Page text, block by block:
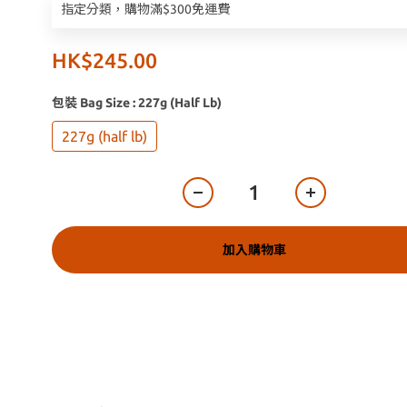
指定分類，購物滿$300免運費
HK$245.00
包裝 Bag Size: 227g (half Lb)
227g (half lb)
加入購物車